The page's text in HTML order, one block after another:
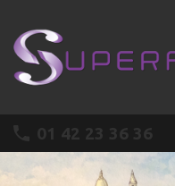
01 42 23 36 36